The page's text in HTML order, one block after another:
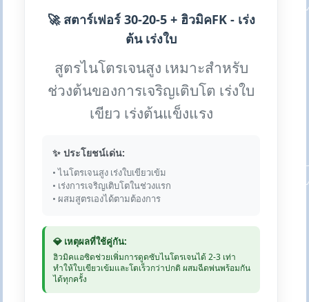
🚀 สตาร์เฟอร์ 30-20-5 + ฮิวมิคFK - เร่ง
ต้น เร่งใบ
สูตรไนโตรเจนสูง เหมาะสำหรับ
ช่วงต้นของการเจริญเติบโต เร่งใบ
เขียว เร่งต้นแข็งแรง
✨ ประโยชน์เด่น:
• ไนโตรเจนสูง เร่งใบเขียวเข้ม
• เร่งการเจริญเติบโตในช่วงแรก
• ผสมสูตรเองได้ตามต้องการ
💎 เหตุผลที่ใช้คู่กัน:
ฮิวมิคแอซิดช่วยเพิ่มการดูดซับไนโตรเจนได้ 2-3 เท่า
ทำให้ใบเขียวเข้มและโตเร็วกว่าปกติ ผสมฉีดพ่นพร้อมกัน
ได้ทุกครั้ง